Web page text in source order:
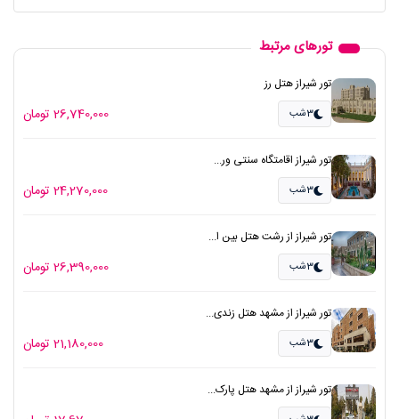
تورهای مرتبط
تور شیراز هتل رز
3شب 26,740,000 تومان
تور شیراز اقامتگاه سنتی ور...
3شب 24,270,000 تومان
تور شیراز از رشت هتل بین ا...
3شب 26,390,000 تومان
تور شیراز از مشهد هتل زندی...
3شب 21,180,000 تومان
تور شیراز از مشهد هتل پارک...